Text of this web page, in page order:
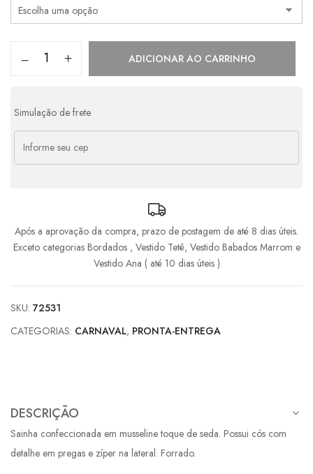
ADICIONAR AO CARRINHO
Simulação de frete
Após a aprovação da compra, prazo de postagem de até 8 dias úteis.
Exceto categorias Bordados , Vestido Tetê, Vestido Babados Marrom e
Vestido Ana ( até 10 dias úteis )
SKU: 72531
CATEGORIAS: CARNAVAL, PRONTA-ENTREGA
DESCRIÇÃO
Sainha confeccionada em musseline toque de seda. Possui cós com
detalhe em pregas e zíper na lateral. Forrado.